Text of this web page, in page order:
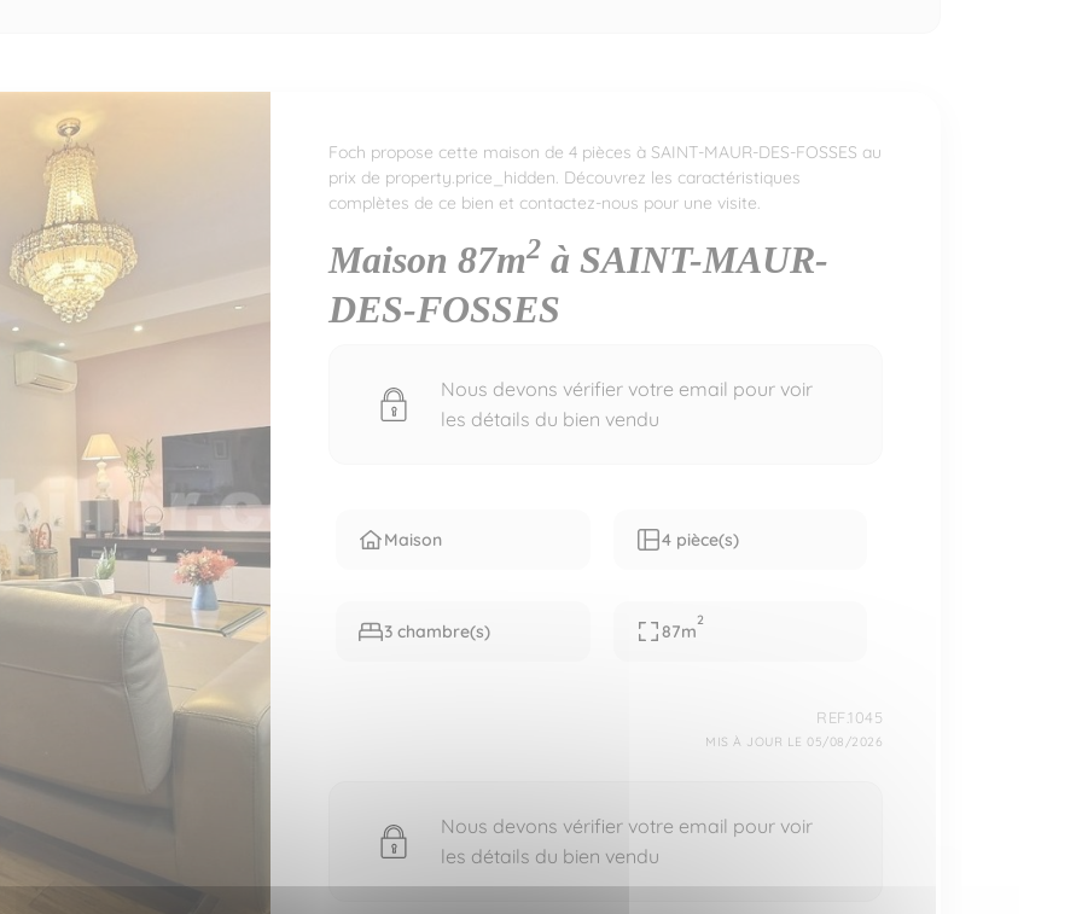
Foch propose cette maison de 4 pièces à SAINT-MAUR-DES-FOSSES au
prix de property.price_hidden. Découvrez les caractéristiques
complètes de ce bien et contactez-nous pour une visite.
Maison 87m2 à SAINT-MAUR-
DES-FOSSES
Nous devons vérifier votre email pour voir
les détails du bien vendu
Maison 4 pièce(s)
3 chambre(s) 87m
2
REF.1045
MIS À JOUR LE 05/08/2026
Nous devons vérifier votre email pour voir
les détails du bien vendu